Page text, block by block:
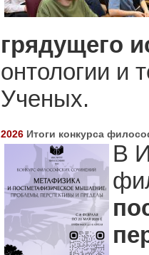
грядущего
онтологии и
Ученых.
2026 Итоги конкурса
В